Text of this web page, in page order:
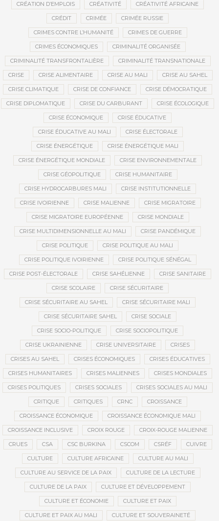
CRÉATION D’EMPLOIS CRÉATIVITÉ CRÉATIVITÉ AFRICAINE
CRÉDIT CRIMÉE CRIMÉE RUSSIE
CRIMES CONTRE L’HUMANITÉ CRIMES DE GUERRE
CRIMES ÉCONOMIQUES CRIMINALITÉ ORGANISÉE
CRIMINALITÉ TRANSFRONTALIÈRE CRIMINALITÉ TRANSNATIONALE
CRISE CRISE ALIMENTAIRE CRISE AU MALI CRISE AU SAHEL
CRISE CLIMATIQUE CRISE DE CONFIANCE CRISE DÉMOCRATIQUE
CRISE DIPLOMATIQUE CRISE DU CARBURANT CRISE ÉCOLOGIQUE
CRISE ÉCONOMIQUE CRISE ÉDUCATIVE
CRISE ÉDUCATIVE AU MALI CRISE ÉLECTORALE
CRISE ÉNERGÉTIQUE CRISE ÉNERGÉTIQUE MALI
CRISE ÉNERGÉTIQUE MONDIALE CRISE ENVIRONNEMENTALE
CRISE GÉOPOLITIQUE CRISE HUMANITAIRE
CRISE HYDROCARBURES MALI CRISE INSTITUTIONNELLE
CRISE IVOIRIENNE CRISE MALIENNE CRISE MIGRATOIRE
CRISE MIGRATOIRE EUROPÉENNE CRISE MONDIALE
CRISE MULTIDIMENSIONNELLE AU MALI CRISE PANDÉMIQUE
CRISE POLITIQUE CRISE POLITIQUE AU MALI
CRISE POLITIQUE IVOIRIENNE CRISE POLITIQUE SÉNÉGAL
CRISE POST-ÉLECTORALE CRISE SAHÉLIENNE CRISE SANITAIRE
CRISE SCOLAIRE CRISE SÉCURITAIRE
CRISE SÉCURITAIRE AU SAHEL CRISE SÉCURITAIRE MALI
CRISE SÉCURITAIRE SAHEL CRISE SOCIALE
CRISE SOCIO-POLITIQUE CRISE SOCIOPOLITIQUE
CRISE UKRAINIENNE CRISE UNIVERSITAIRE CRISES
CRISES AU SAHEL CRISES ÉCONOMIQUES CRISES ÉDUCATIVES
CRISES HUMANITAIRES CRISES MALIENNES CRISES MONDIALES
CRISES POLITIQUES CRISES SOCIALES CRISES SOCIALES AU MALI
CRITIQUE CRITIQUES CRNC CROISSANCE
CROISSANCE ÉCONOMIQUE CROISSANCE ÉCONOMIQUE MALI
CROISSANCE INCLUSIVE CROIX ROUGE CROIX-ROUGE MALIENNE
CRUES CSA CSC BURKINA CSCOM CSRÉF CUIVRE
CULTURE CULTURE AFRICAINE CULTURE AU MALI
CULTURE AU SERVICE DE LA PAIX CULTURE DE LA LECTURE
CULTURE DE LA PAIX CULTURE ET DÉVELOPPEMENT
CULTURE ET ÉCONOMIE CULTURE ET PAIX
CULTURE ET PAIX AU MALI CULTURE ET SOUVERAINETÉ